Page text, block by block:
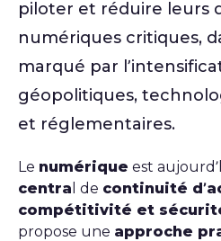
piloter et réduire leurs
numériques critiques,
marqué par
géopolitiques,
et réglementaires.
Le numérique est
centra l de continuité
compétitivité et
propose une approche